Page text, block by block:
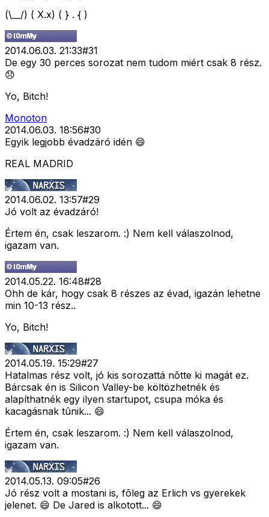
(\__/) ( X.x) ( } . { )
2014.06.03. 21:33#31
De egy 30 perces sorozat nem tudom miért csak 8 rész.
😞
Yo, Bitch!
Monoton
2014.06.03. 18:56#30
Egyik legjobb évadzáró idén 😄
REAL MADRID
2014.06.02. 13:57#29
Jó volt az évadzáró!
Értem én, csak leszarom. :) Nem kell válaszolnod,
igazam van.
2014.05.22. 16:48#28
Ohh de kár, hogy csak 8 részes az évad, igazán lehetne
min 10-13 rész..
Yo, Bitch!
2014.05.19. 15:29#27
Hatalmas rész volt, jó kis sorozattá nõtte ki magát ez.
Bárcsak én is Silicon Valley-be költözhetnék és
alapíthatnék egy ilyen startupot, csupa móka és
kacagásnak tûnik... 😄
Értem én, csak leszarom. :) Nem kell válaszolnod,
igazam van.
2014.05.13. 09:05#26
Jó rész volt a mostani is, fõleg az Erlich vs gyerekek
jelenet. 😄 De Jared is alkotott... 😄